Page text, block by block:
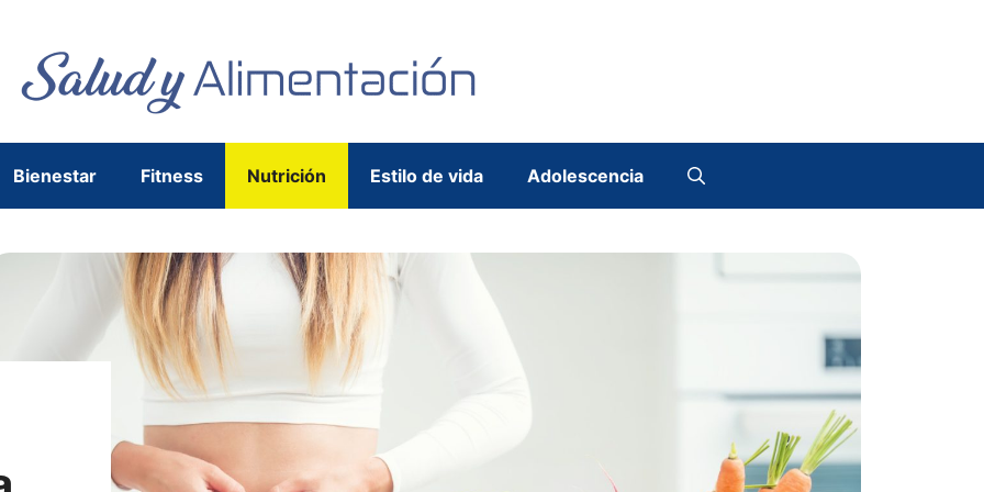
Bienestar Fitness Nutrición Estilo de vida Adolescencia